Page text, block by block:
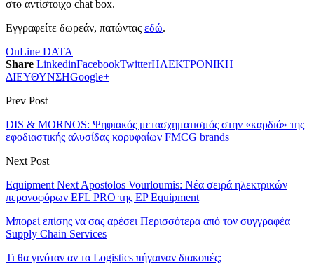
στο αντίστοιχο chat box.
Εγγραφείτε δωρεάν, πατώντας εδώ.
OnLine DATA
Share LinkedinFacebookTwitterΗΛΕΚΤΡΟΝΙΚΗ
ΔΙΕΥΘΥΝΣΗGoogle+
Prev Post
DIS & MORNOS: Ψηφιακός μετασχηματισμός στην «καρδιά» της
εφοδιαστικής αλυσίδας κορυφαίων FMCG brands
Next Post
Equipment Next Apostolos Vourloumis: Νέα σειρά ηλεκτρικών
περονοφόρων EFL PRO της EP Equipment
Μπορεί επίσης να σας αρέσει Περισσότερα από τον συγγραφέα
Supply Chain Services
Τι θα γινόταν αν τα Logistics πήγαιναν διακοπές;